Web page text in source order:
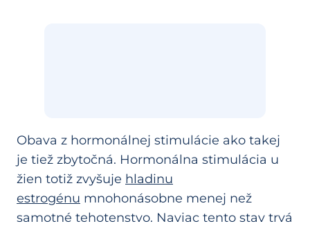
Obava z hormonálnej stimulácie ako takej
je tiež zbytočná. Hormonálna stimulácia u
žien totiž zvyšuje hladinu
estrogénu mnohonásobne menej než
samotné tehotenstvo. Naviac tento stav trvá